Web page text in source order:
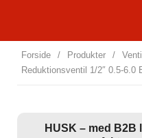
Forside / Produkter /
Reduktionsventil 1/2″ 0.5-6.0
HUSK – med